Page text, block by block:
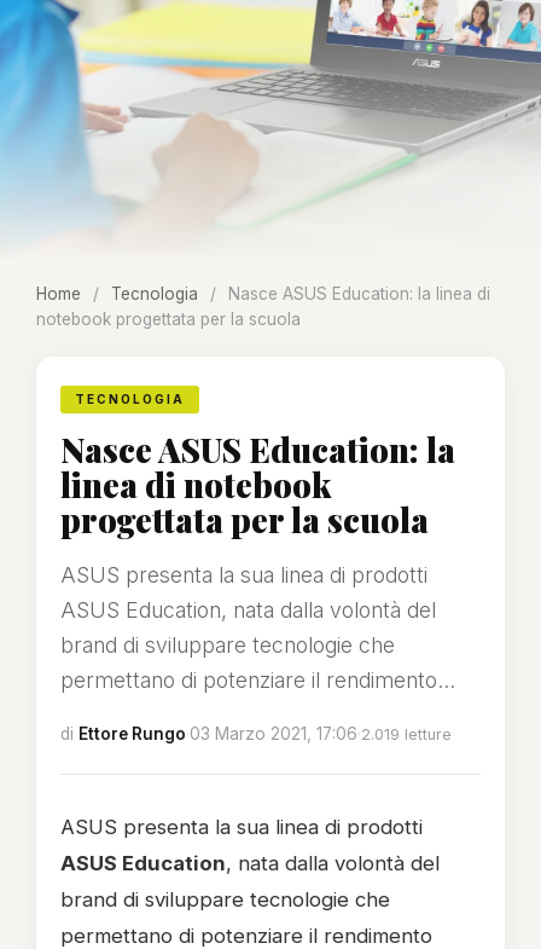
Home / Tecnologia /
Nasce ASUS Education: la linea di
notebook progettata per la scuola
TECNOLOGIA
Nasce ASUS Education: la
linea di notebook
progettata per la scuola
ASUS presenta la sua linea di prodotti
ASUS Education, nata dalla volontà del
brand di sviluppare tecnologie che
permettano di potenziare il rendimento...
di Ettore Rungo·03 Marzo 2021, 17:06·2.019 letture
ASUS presenta la sua linea di prodotti
ASUS Education, nata dalla volontà del
brand di sviluppare tecnologie che
permettano di potenziare il rendimento